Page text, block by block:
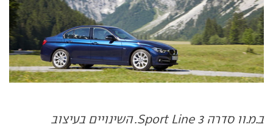
ב.מ.וו סדרה 3 Sport Line. השינויים בעיצוב